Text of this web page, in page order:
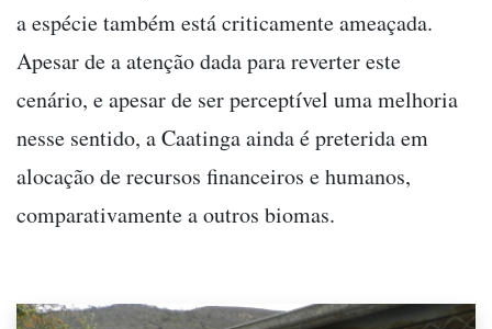
a espécie também está criticamente ameaçada.
Apesar de a atenção dada para reverter este
cenário, e apesar de ser perceptível uma melhoria
nesse sentido, a Caatinga ainda é preterida em
alocação de recursos financeiros e humanos,
comparativamente a outros biomas.